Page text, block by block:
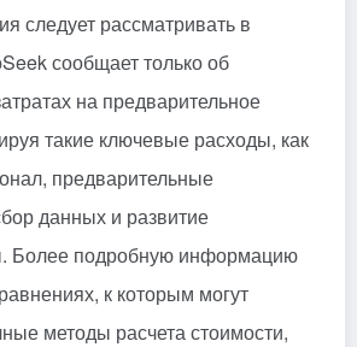
следует рассматривать в
сообщает только об
на предварительное
такие ключевые расходы, как
предварительные
данных и развитие
Более подробную информацию
к которым могут
методы расчета стоимости,